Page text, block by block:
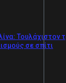
Τουλάχιστον
σε σπίτι